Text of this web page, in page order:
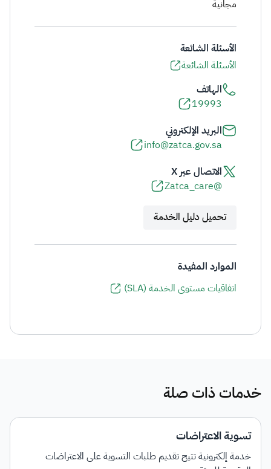
مجانية
الأسئلة الشائعة
الأسئلة الشائعة
الهاتف
19993
البريد الإلكتروني
info@zatca.gov.sa
الاتصال عبر X
@Zatca_care
تحميل دليل الخدمة
الموارد المفيدة
اتفاقيات مستوى الخدمة (SLA)
خدمات ذات صلة
تسوية الاعتراضات
خدمة إلكترونية تتيح تقديم طلبات التسوية على الاعتراضات